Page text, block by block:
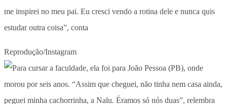
me inspirei no meu pai. Eu cresci vendo a rotina dele e nunca quis
estudar outra coisa”, conta
Reprodução/Instagram